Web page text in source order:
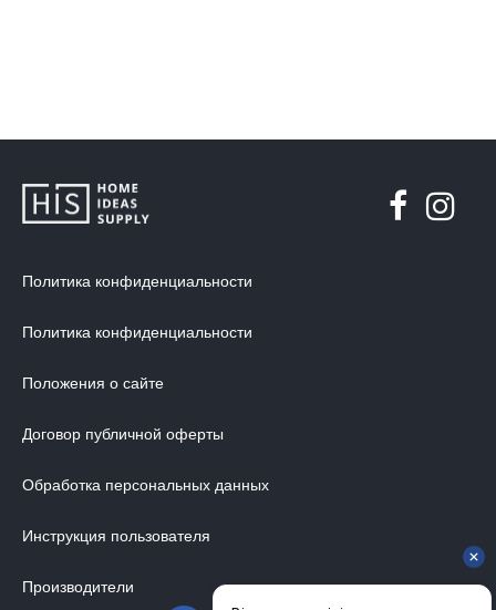
Политика конфиденциальности
Политика конфиденциальности
Положения о сайте
Договор публичной оферты
Обработка персональных данных
Инструкция пользователя
Производители